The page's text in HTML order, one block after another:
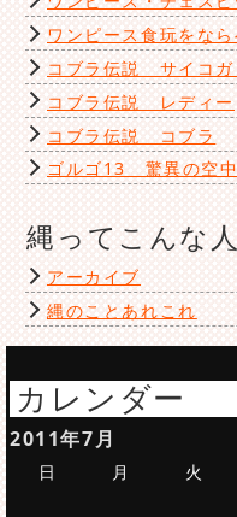
ワンピース食玩をな
コブラ伝説 サイコガ
コブラ伝説 レディー
コブラ伝説 コブラ
ゴルゴ13 驚異の空
縄ってこんな人
アーカイブ
縄のことあれこれ
カレンダー
2011年7月
日 月 火